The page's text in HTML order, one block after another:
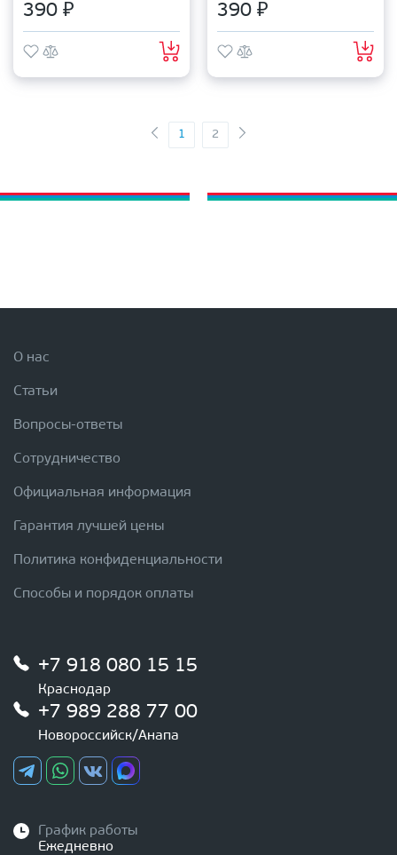
390 ₽ 390 ₽
1 2
О нас
Статьи
Вопросы-ответы
Сотрудничество
Официальная информация
Гарантия лучшей цены
Политика конфиденциальности
Способы и порядок оплаты
+7 918 080 15 15
Краснодар
+7 989 288 77 00
Новороссийск/Анапа
График работы
Ежедневно